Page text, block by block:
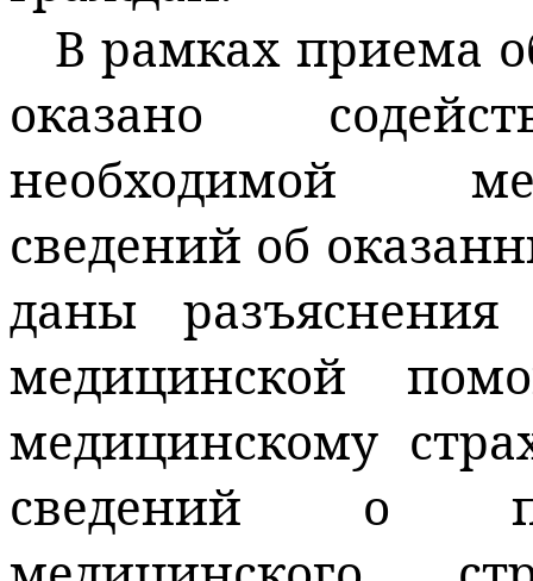
В рамках приема
оказано
необходимой
сведений об
даны
медицинской
медицинскому
сведений о